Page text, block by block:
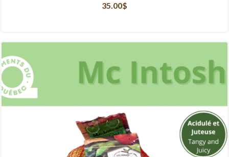
35.00$